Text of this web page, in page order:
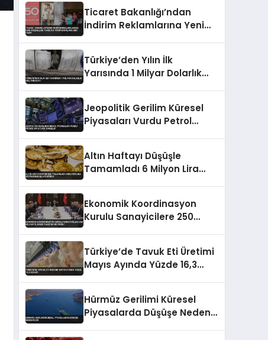
Ticaret Bakanlığı’ndan
İndirim Reklamlarına Yeni
Türkiye’den Yılın İlk
Yarısında 1 Milyar Dolarlık
Jeopolitik Gerilim Küresel
Piyasaları Vurdu Petrol
Altın Haftayı Düşüşle
Tamamladı 6 Milyon Lira
Ekonomik Koordinasyon
Kurulu Sanayicilere 250
Türkiye’de Tavuk Eti Üretimi
Mayıs Ayında Yüzde 16,3
Hürmüz Gerilimi Küresel
Piyasalarda Düşüşe Neden